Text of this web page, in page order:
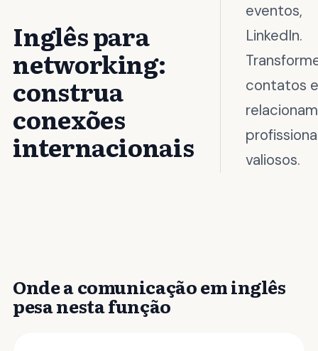
Inglês para
networking:
construa
conexões
internacionais
eventos,
LinkedIn.
contatos
valiosos.
Onde a comunicação em inglês
pesa nesta função